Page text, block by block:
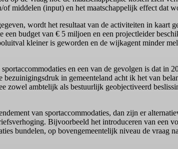
middelen (input) en het maatschappelijk effect dat
wordt het resultaat van de activiteiten in kaart
budget van € 5 miljoen en een projectleider
kleiner is geworden en de wijkagent minder
en een van de gevolgen is dat in
in gemeenteland acht ik het van
zowel ambtelijk als bestuurlijk geobjectiveerd
van sportaccommodaties, dan zijn er
Bijvoorbeeld het introduceren van een
bundelen, op bovengemeentelijk niveau de vraag